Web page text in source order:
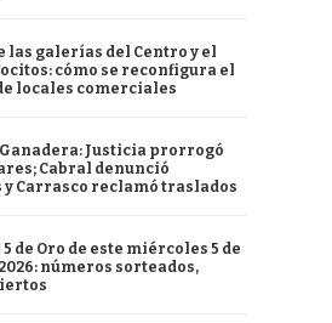
las galerías del Centro y el
cómo se reconfigura el
locales comerciales
Justicia prorrogó
Cabral denunció
y Carrasco reclamó traslados
de Oro de este miércoles 5 de
números sorteados,